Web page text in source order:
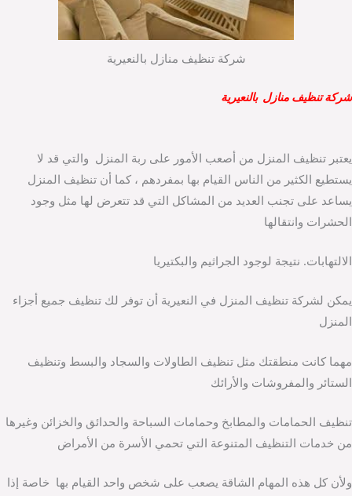
شركة تنظيف منازل بالنعيرية
شركة تنظيف منازل بالنعيرية
يعتبر تنظيف المنزل من أصعب الأمور على ربة المنزل والتي قد لا
يستطيع الكثير من الناس القيام بها بمفردهم ، كما أن تنظيف المنزل
يساعد على تجنب العديد من المشاكل التي قد تتعرض لها مثل وجود
الحشرات وانتقالها
الالتهابات. نتيجة لوجود الجراثيم والبكتيريا
يمكن لشركة تنظيف المنزل في النعيرية أن توفر لك تنظيف جميع أجزاء
المنزل
مهما كانت منطقتك مثل تنظيف الطاولات والسجاد والبسط وتنظيف
الستائر والمفروشات والأرائك
تنظيف الحمامات والمطابخ وحمامات السباحة والحدائق والخزائن وغيرها
من خدمات التنظيف المتنوعة التي تحمي الأسرة من الأمراض
ولأن كل هذه المهام الشاقة يصعب على شخص واحد القيام بها خاصة إذا